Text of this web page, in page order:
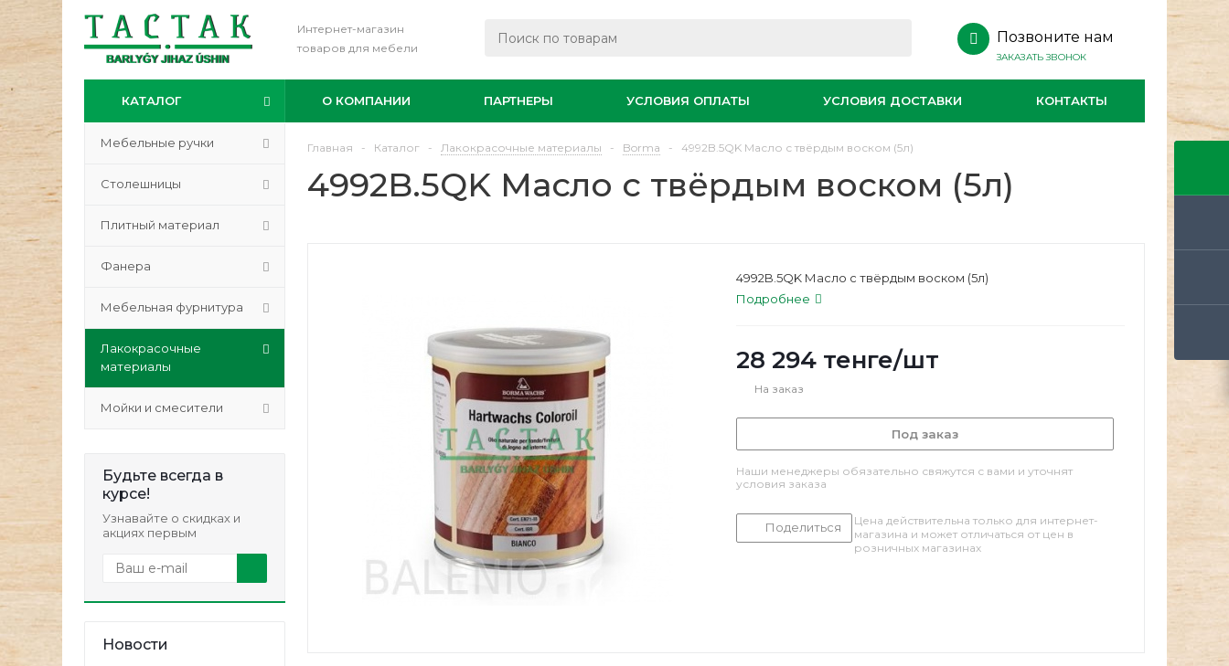
Интернет-магазин
товаров для мебели
Позвоните нам
ЗАКАЗАТЬ ЗВОНОК
КАТАЛОГ О КОМПАНИИ ПАРТНЕРЫ УСЛОВИЯ ОПЛАТЫ УСЛОВИЯ ДОСТАВКИ КОНТАКТЫ
Мебельные ручки
Столешницы
Плитный материал
Фанера
Мебельная фурнитура
Лакокрасочные
материалы
Мойки и смесители
Будьте всегда в
курсе!
Узнавайте о скидках и
акциях первым
Новости
Главная - Каталог - Лакокрасочные материалы - Borma - 4992B.5QK Масло с твёрдым воском (5л)
4992B.5QK Масло с твёрдым воском (5л)
4992B.5QK Масло с твёрдым воском (5л)
Подробнее
28 294 тенге/шт
На заказ
Под заказ
Наши менеджеры обязательно свяжутся с вами и уточнят
условия заказа
Поделиться
Цена действительна только для интернет-
магазина и может отличаться от цен в
розничных магазинах